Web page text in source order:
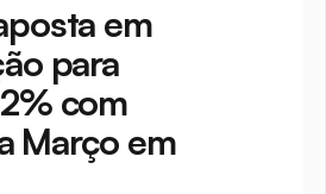
em
para
com
Março em